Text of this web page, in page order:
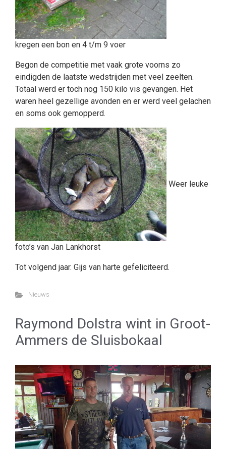
kregen een bon en 4 t/m 9 voer
Begon de competitie met vaak grote voorns zo
eindigden de laatste wedstrijden met veel zeelten.
Totaal werd er toch nog 150 kilo vis gevangen. Het
waren heel gezellige avonden en er werd veel gelachen
en soms ook gemopperd.
Weer leuke
foto’s van Jan Lankhorst
Tot volgend jaar. Gijs van harte gefeliciteerd.
Nieuws
Raymond Dolstra wint in Groot-
Ammers de Sluisbokaal